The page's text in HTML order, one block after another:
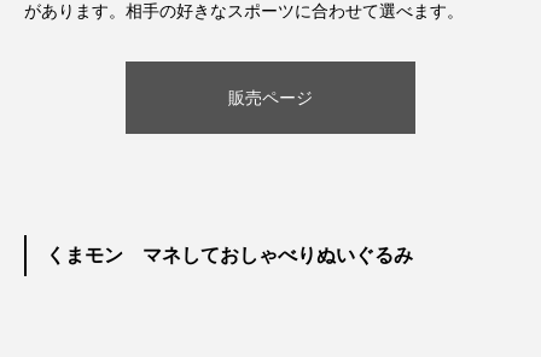
があります。相手の好きなスポーツに合わせて選べます。
販売ページ
くまモン マネしておしゃべりぬいぐるみ